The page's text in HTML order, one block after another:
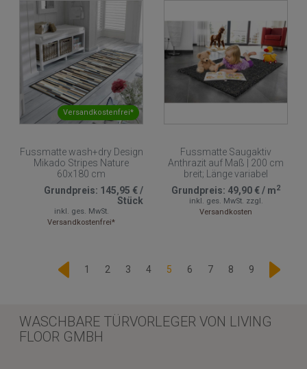
Versandkostenfrei*
Fussmatte wash+dry Design
Mikado Stripes Nature
60x180 cm
Grundpreis: 145,95 €/
Stück
inkl. ges. MwSt.
Versandkostenfrei*
Fussmatte Saugaktiv
Anthrazit auf Maß | 200 cm
breit; Länge variabel
Grundpreis: 49,90 €/ m2
inkl. ges. MwSt. zzgl.
Versandkosten
1 2 3 4 5 6 7 8 9
WASCHBARE TÜRVORLEGER VON LIVING
FLOOR GMBH